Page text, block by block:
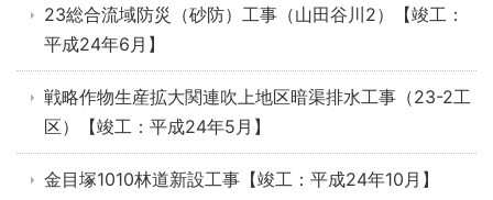
23総合流域防災（砂防）工事（山田谷川2）【竣工：
平成24年6月】
戦略作物生産拡大関連吹上地区暗渠排水工事（23-2工
区）【竣工：平成24年5月】
金目塚1010林道新設工事【竣工：平成24年10月】